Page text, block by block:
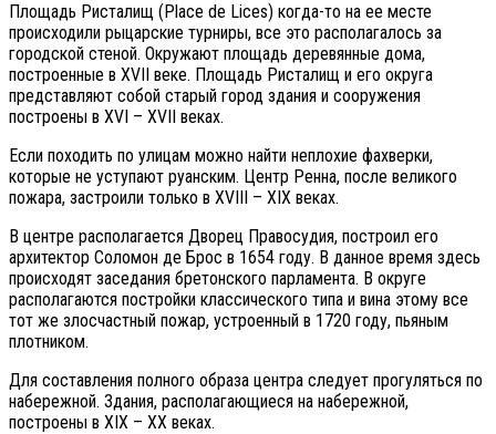
Площадь Ристалищ (Place de Lices) когда-то на ее месте
происходили рыцарские турниры, все это располагалось за
городской стеной. Окружают площадь деревянные дома,
построенные в XVII веке. Площадь Ристалищ и его округа
представляют собой старый город здания и сооружения
построены в XVI – XVII веках.
Если походить по улицам можно найти неплохие фахверки,
которые не уступают руанским. Центр Ренна, после великого
пожара, застроили только в XVIII – XIX веках.
В центре располагается Дворец Правосудия, построил его
архитектор Соломон де Брос в 1654 году. В данное время здесь
происходят заседания бретонского парламента. В округе
располагаются постройки классического типа и вина этому все
тот же злосчастный пожар, устроенный в 1720 году, пьяным
плотником.
Для составления полного образа центра следует прогуляться по
набережной. Здания, располагающиеся на набережной,
построены в XIX – XX веках.